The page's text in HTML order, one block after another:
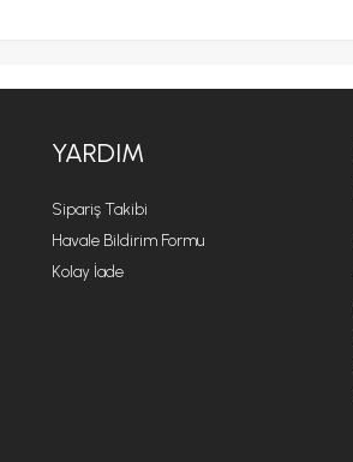
YARDIM
Sipariş Takibi
Havale Bildirim Formu
Kolay İade